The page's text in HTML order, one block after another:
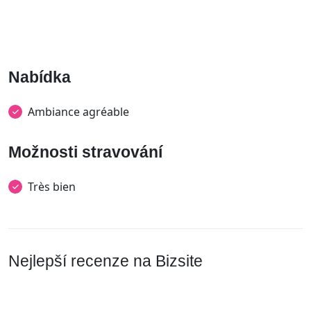
Nabídka
Ambiance agréable
Možnosti stravování
Très bien
Nejlepší recenze na Bizsite